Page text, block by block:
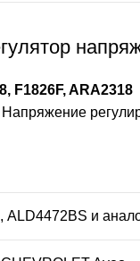
ARA2318
ALD4472BS и